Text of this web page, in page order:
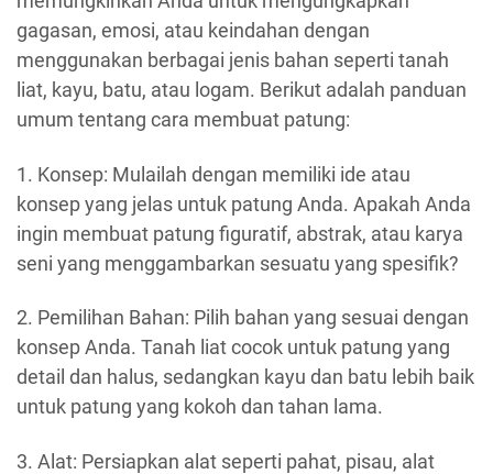
gagasan, emosi, atau keindahan dengan
menggunakan berbagai jenis bahan seperti tanah
liat, kayu, batu, atau logam. Berikut adalah panduan
umum tentang cara membuat patung:
1. Konsep: Mulailah dengan memiliki ide atau
konsep yang jelas untuk patung Anda. Apakah Anda
ingin membuat patung figuratif, abstrak, atau karya
seni yang menggambarkan sesuatu yang spesifik?
2. Pemilihan Bahan: Pilih bahan yang sesuai dengan
konsep Anda. Tanah liat cocok untuk patung yang
detail dan halus, sedangkan kayu dan batu lebih baik
untuk patung yang kokoh dan tahan lama.
3. Alat: Persiapkan alat seperti pahat, pisau, alat